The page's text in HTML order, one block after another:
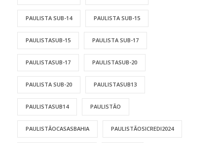
PAULISTA SUB-14 PAULISTA SUB-15
PAULISTASUB-15 PAULISTA SUB-17
PAULISTASUB-17 PAULISTASUB-20
PAULISTA SUB-20 PAULISTASUB13
PAULISTASUB14 PAULISTÃO
PAULISTÃOCASASBAHIA PAULISTÃOSICREDI2024